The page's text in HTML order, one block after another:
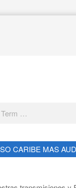
CARIBE MAS